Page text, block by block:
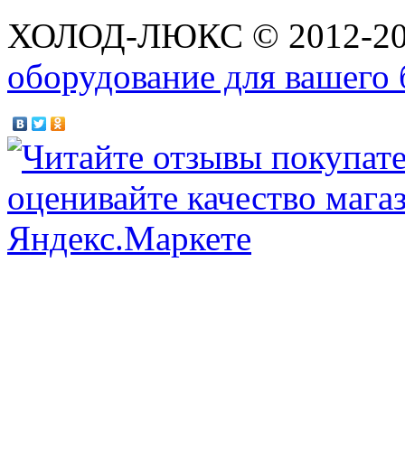
ХОЛОД-ЛЮКС © 2012-
оборудование для вашего